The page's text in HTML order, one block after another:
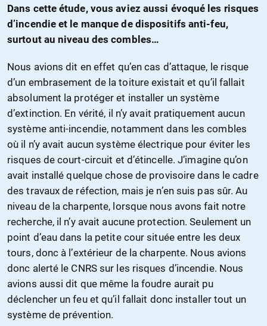
Dans cette étude, vous aviez aussi évoqué les risques
d’incendie et le manque de dispositifs anti-feu,
surtout au niveau des combles…
Nous avions dit en effet qu’en cas d’attaque, le risque
d’un embrasement de la toiture existait et qu’il fallait
absolument la protéger et installer un système
d’extinction. En vérité, il n’y avait pratiquement aucun
système anti-incendie, notamment dans les combles
où il n’y avait aucun système électrique pour éviter les
risques de court-circuit et d’étincelle. J’imagine qu’on
avait installé quelque chose de provisoire dans le cadre
des travaux de réfection, mais je n’en suis pas sûr. Au
niveau de la charpente, lorsque nous avons fait notre
recherche, il n’y avait aucune protection. Seulement un
point d’eau dans la petite cour située entre les deux
tours, donc à l’extérieur de la charpente. Nous avions
donc alerté le CNRS sur les risques d’incendie. Nous
avions aussi dit que même la foudre aurait pu
déclencher un feu et qu’il fallait donc installer tout un
système de prévention.